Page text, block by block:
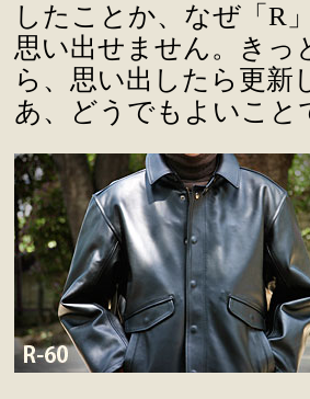
したことか、なぜ「R
思い出せません。きっ
ら、思い出したら更新
あ、どうでもよいこと